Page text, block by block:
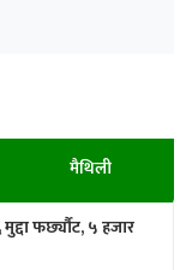
मैथिली
फर्छ्यौट, ५ हजार